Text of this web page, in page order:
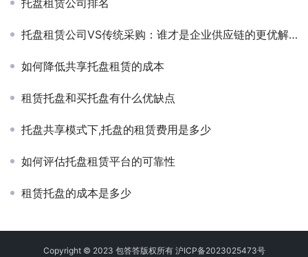
托盘租赁公司排名
托盘租赁公司VS传统采购：谁才是企业供应链的更优解？
如何降低共享托盘租赁的成本
租赁托盘和买托盘有什么优缺点
托盘共享模式下,托盘的租赁费用是多少
如何评估托盘租赁平台的可靠性
租赁托盘的成本是多少
Copyright © 2023 包答答版权所有 沪ICP备2023025473号